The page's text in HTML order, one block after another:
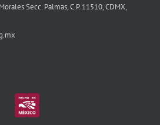
Secc. Palmas, C.P. 11510, CDMX,